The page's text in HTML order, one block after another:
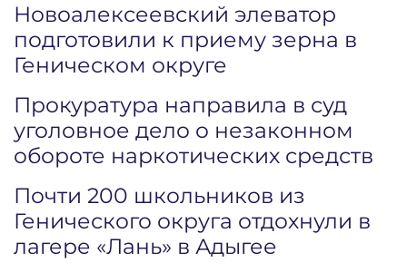
Новоалексеевский элеватор
подготовили к приему зерна в
Геническом округе
Прокуратура направила в суд
уголовное дело о незаконном
обороте наркотических средств
Почти 200 школьников из
Генического округа отдохнули в
лагере «Лань» в Адыгее